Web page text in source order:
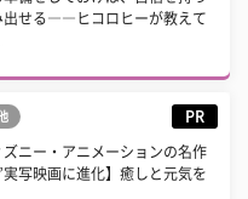
出せる――ヒコロヒーが教えて
PR
ズニー・アニメーションの名作
実写映画に進化】癒しと元気を